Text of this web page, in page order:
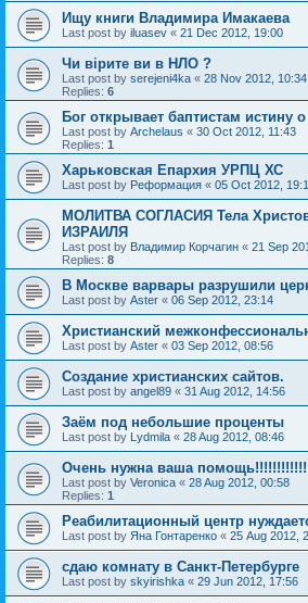
Ищу книги Владимира Имакаева
Last post by iluasev « 21 Dec 2012, 19:00
Чи вірите ви в НЛО ?
Last post by serejeni4ka « 28 Nov 2012, 10:34
Replies: 6
Бог открывает баптистам истину
Last post by Archelaus « 30 Oct 2012, 11:43
Replies: 1
Харьковская Епархия УРПЦ ХС
Last post by Реформация « 05 Oct 2012,
МОЛИТВА СОГЛАСИЯ Тела
ИЗРАИЛЯ
Last post by Владимир Корчагин « 21 Sep
Replies: 8
В Москве варвары разрушили
Last post by Aster « 06 Sep 2012, 23:14
Христианский
Last post by Aster « 03 Sep 2012, 08:56
Создание христианских сайтов.
Last post by angel89 « 31 Aug 2012, 14:56
Заём под небольшие проценты
Last post by Lydmila « 28 Aug 2012, 08:46
Очень нужна ваша
Last post by Veronica « 28 Aug 2012, 00:58
Replies: 1
Реабилитационный центр
Last post by Яна Гонтаренко « 25 Aug 2012,
сдаю комнату в Санкт-Петербурге
Last post by skyirishka « 29 Jun 2012, 17:56